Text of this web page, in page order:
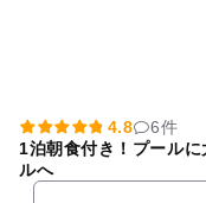
4.8
6件
1泊朝食付き！プール
ルへ